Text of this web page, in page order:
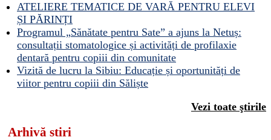
ATELIERE TEMATICE DE VARĂ PENTRU ELEVI
ȘI PĂRINȚI
Programul „Sănătate pentru Sate” a ajuns la Netuș:
consultații stomatologice și activități de profilaxie
dentară pentru copiii din comunitate
Vizită de lucru la Sibiu: Educație și oportunități de
viitor pentru copiii din Săliște
Vezi toate ştirile
Arhivă stiri